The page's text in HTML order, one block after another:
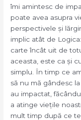
îmi amintesc de
poate avea asupra
perspectivele și
implic atât de
carte încât uit de
aceasta, este ca și
simplu. În timp ce
să nu mă gândesc
au impactat,
a atinge viețile
mult timp după ce